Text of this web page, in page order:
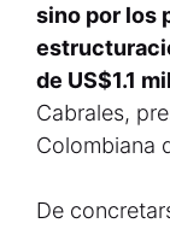
sino por los
de US$1.1
Cabrales,
Colombiana
De